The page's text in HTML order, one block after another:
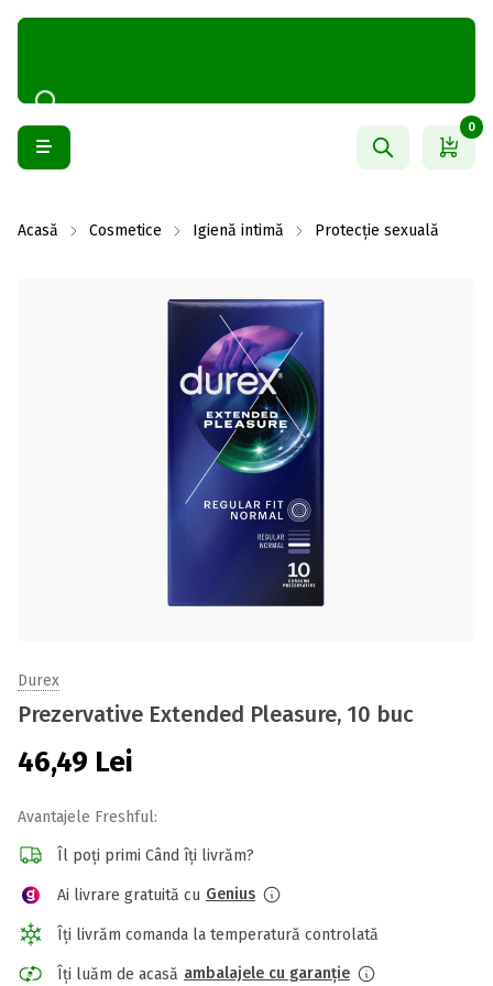
0
Acasă Cosmetice Igienă intimă Protecție sexuală
Durex
Prezervative Extended Pleasure, 10 buc
46,49 Lei
Avantajele Freshful:
Îl poți primi Când îți livrăm?
Ai livrare gratuită cu Genius
Îți livrăm comanda la temperatură controlată
Îți luăm de acasă ambalajele cu garanție